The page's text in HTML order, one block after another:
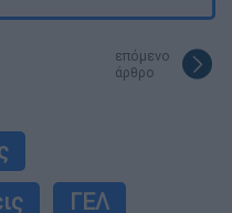
επόμενο
άρθρο
ΓΕΛ